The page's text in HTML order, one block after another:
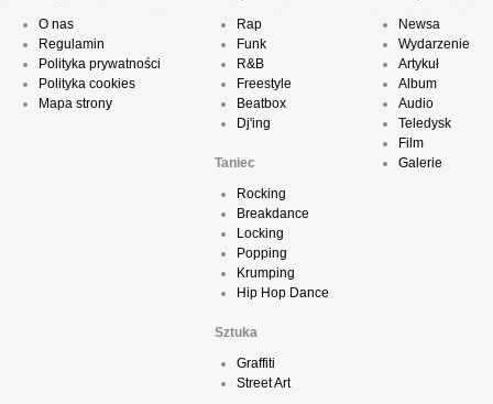
O nas
Regulamin
Polityka prywatności
Polityka cookies
Mapa strony
Rap
Funk
R&B
Freestyle
Beatbox
Dj'ing
Taniec
Rocking
Breakdance
Locking
Popping
Krumping
Hip Hop Dance
Sztuka
Graffiti
Street Art
Newsa
Wydarzenie
Artykuł
Album
Audio
Teledysk
Film
Galerie